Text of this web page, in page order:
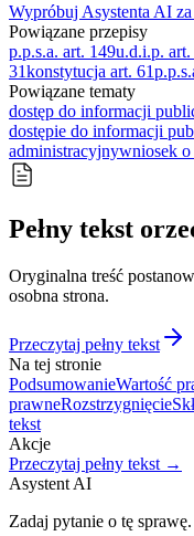
Wypróbuj Asystenta AI
Powiązane przepisy
p.p.s.a. art. 149u.d.i.p. art.
31konstytucja art. 61
Powiązane tematy
dostęp do informacji
dostępie do informacji
administracyjnywniosek
Pełny tekst
Oryginalna treść
osobna strona.
Przeczytaj pełny tekst
Na tej stronie
PodsumowanieWartość
prawneRozstrzygnięcie
tekst
Akcje
Przeczytaj pełny tekst →
Asystent AI
Zadaj pytanie o tę sprawę.